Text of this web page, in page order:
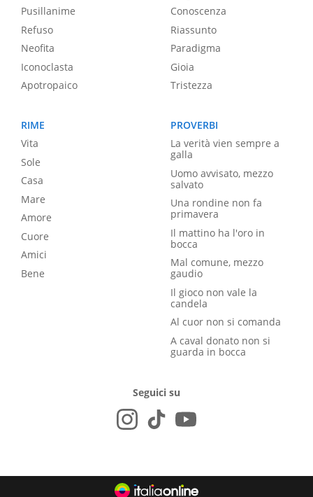
Pusillanime
Refuso
Neofita
Iconoclasta
Apotropaico
Conoscenza
Riassunto
Paradigma
Gioia
Tristezza
RIME
Vita
Sole
Casa
Mare
Amore
Cuore
Amici
Bene
PROVERBI
La verità vien sempre a
galla
Uomo avvisato, mezzo
salvato
Una rondine non fa
primavera
Il mattino ha l'oro in
bocca
Mal comune, mezzo
gaudio
Il gioco non vale la
candela
Al cuor non si comanda
A caval donato non si
guarda in bocca
Seguici su